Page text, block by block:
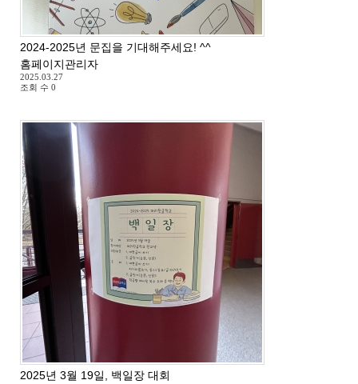
2024-2025년 문집을 기대해주세요! ^^
홈페이지관리자
2025.03.27
조회 수 0
2025년 3월 19일, 백일장 대회